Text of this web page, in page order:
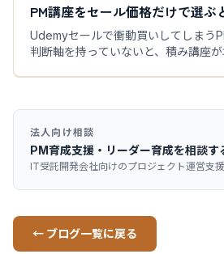
PM講座をセール価格だけで選ぶ
Udemyセールで衝動買いしてしまう
判断軸を持っていないと、積み講座
法人向け相談
PM育成支援・リーダー育成を相談
IT受託開発会社向けのプロジェクト運営支援
← ブログ一覧に戻る